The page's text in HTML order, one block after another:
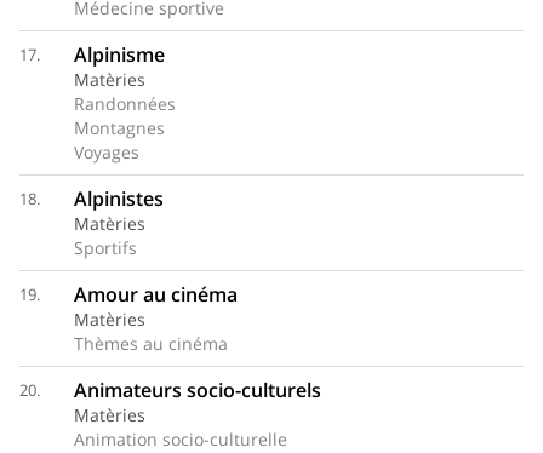
Médecine sportive
17. Alpinisme
Matèries
Randonnées
Montagnes
Voyages
18. Alpinistes
Matèries
Sportifs
19. Amour au cinéma
Matèries
Thèmes au cinéma
20. Animateurs socio-culturels
Matèries
Animation socio-culturelle